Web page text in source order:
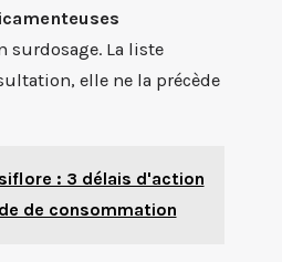
surdosage. La liste
elle ne la précède
: 3 délais d'action
de consommation